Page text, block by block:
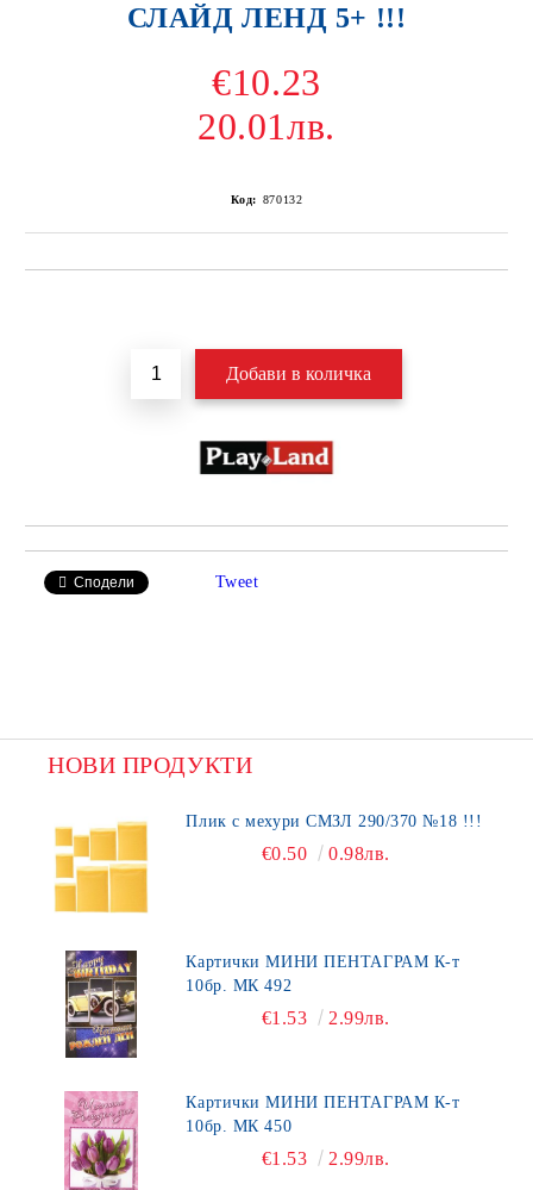
СЛАЙД ЛЕНД 5+ !!!
€10.23
20.01лв.
Код: 870132
Сподели Tweet
НОВИ ПРОДУКТИ
Плик с мехури СМЗЛ 290/370 №18 !!!
€0.50 0.98лв.
Картички МИНИ ПЕНТАГРАМ К-т
10бр. МК 492
€1.53 2.99лв.
Картички МИНИ ПЕНТАГРАМ К-т
10бр. МК 450
€1.53 2.99лв.